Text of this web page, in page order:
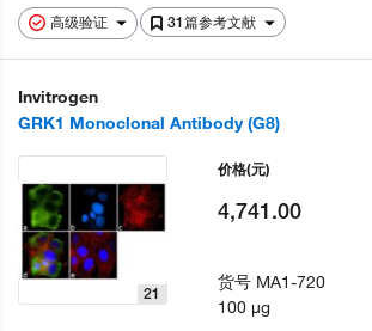
高级验证 31篇参考文献
Invitrogen
GRK1 Monoclonal Antibody (G8)
21
价格(元)
4,741.00
货号 MA1-720
100 µg